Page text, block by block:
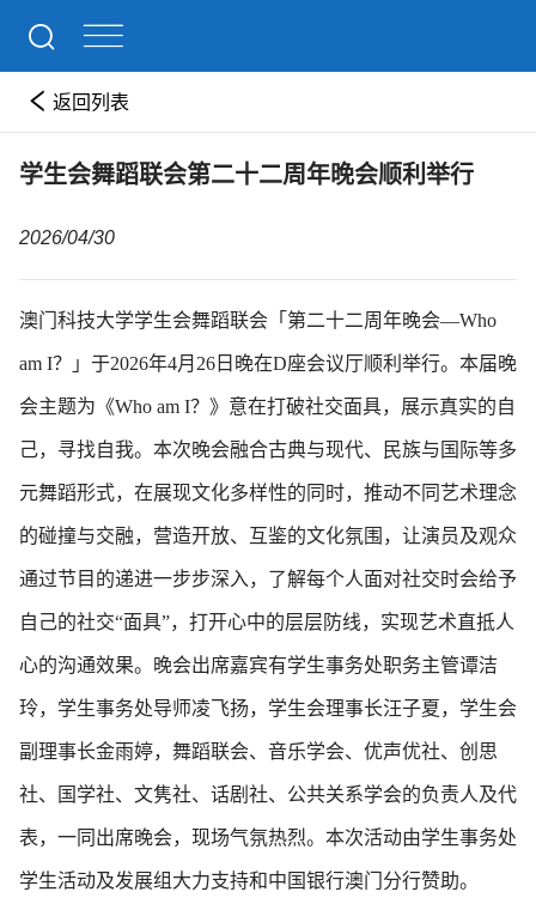
返回列表
学生会舞蹈联会第二十二周年晚会顺利举行
2026/04/30
澳门科技大学学生会舞蹈联会「第二十二周年晚会—Who
am I？」于2026年4月26日晚在D座会议厅顺利举行。本届晚
会主题为《Who am I？》意在打破社交面具，展示真实的自
己，寻找自我。本次晚会融合古典与现代、民族与国际等多
元舞蹈形式，在展现文化多样性的同时，推动不同艺术理念
的碰撞与交融，营造开放、互鉴的文化氛围，让演员及观众
通过节目的递进一步步深入，了解每个人面对社交时会给予
自己的社交“面具”，打开心中的层层防线，实现艺术直抵人
心的沟通效果。晚会出席嘉宾有学生事务处职务主管谭洁
玲，学生事务处导师凌飞扬，学生会理事长汪子夏，学生会
副理事长金雨婷，舞蹈联会、音乐学会、优声优社、创思
社、国学社、文隽社、话剧社、公共关系学会的负责人及代
表，一同出席晚会，现场气氛热烈。本次活动由学生事务处
学生活动及发展组大力支持和中国银行澳门分行赞助。